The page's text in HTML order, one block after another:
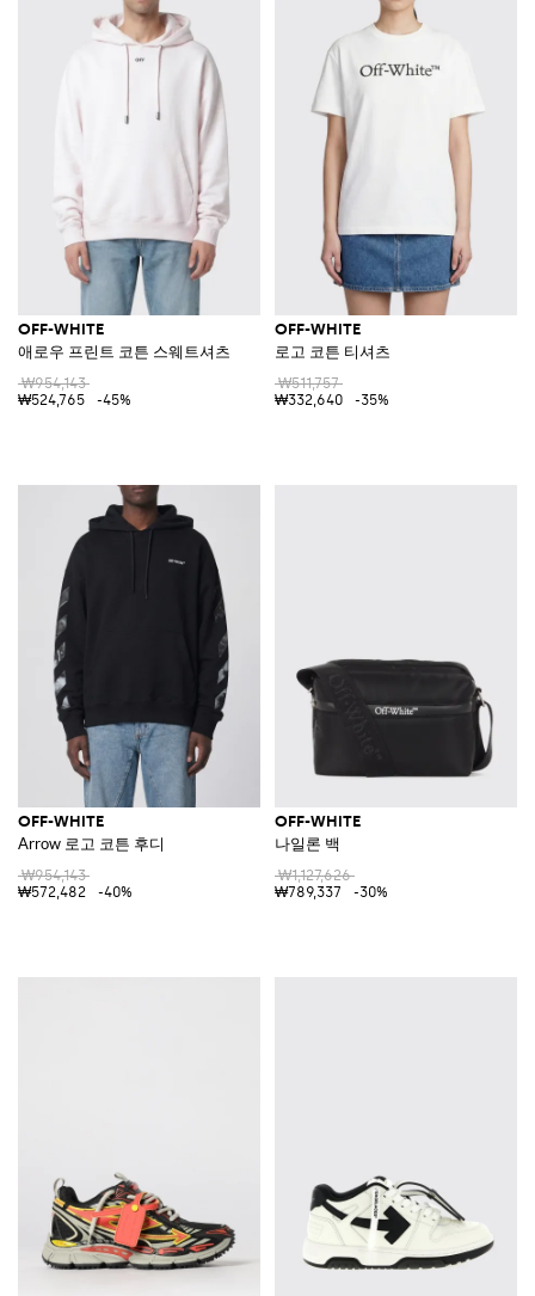
OFF-WHITE
애로우 프린트 코튼 스웨트셔츠
₩954,143
₩524,765
-45%
OFF-WHITE
로고 코튼 티셔츠
₩511,757
₩332,640
-35%
OFF-WHITE
Arrow 로고 코튼 후디
₩954,143
₩572,482
-40%
OFF-WHITE
나일론 백
₩1,127,626
₩789,337
-30%